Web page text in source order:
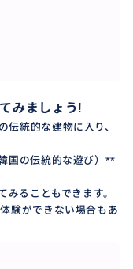
みましょう!
伝統的な建物に入り、
国の伝統的な遊び）**
ることもできます。
験ができない場合もあ